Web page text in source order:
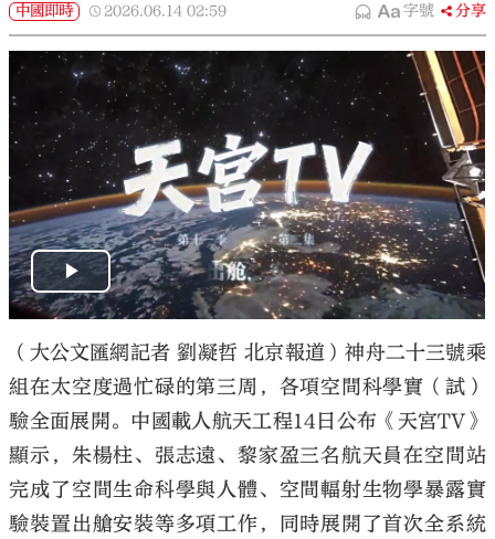
中國即時 2026.06.14 02:59 字號 分享
（大公文匯網記者 劉凝哲 北京報道）神舟二十三號乘
組在太空度過忙碌的第三周，各項空間科學實（試）
驗全面展開。中國載人航天工程14日公布《天宮TV》
顯示，朱楊柱、張志遠、黎家盈三名航天員在空間站
完成了空間生命科學與人體、空間輻射生物學暴露實
驗裝置出艙安裝等多項工作，同時展開了首次全系統